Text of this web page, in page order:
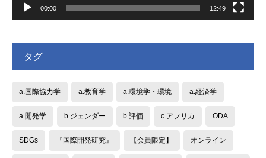
00:00 12:49
タグ
a.国際協力学 a.教育学 a.環境学・環境 a.経済学
a.開発学 b.ジェンダー b.評価 c.アフリカ ODA
SDGs 『国際開発研究』 【会員限定】 オンライン